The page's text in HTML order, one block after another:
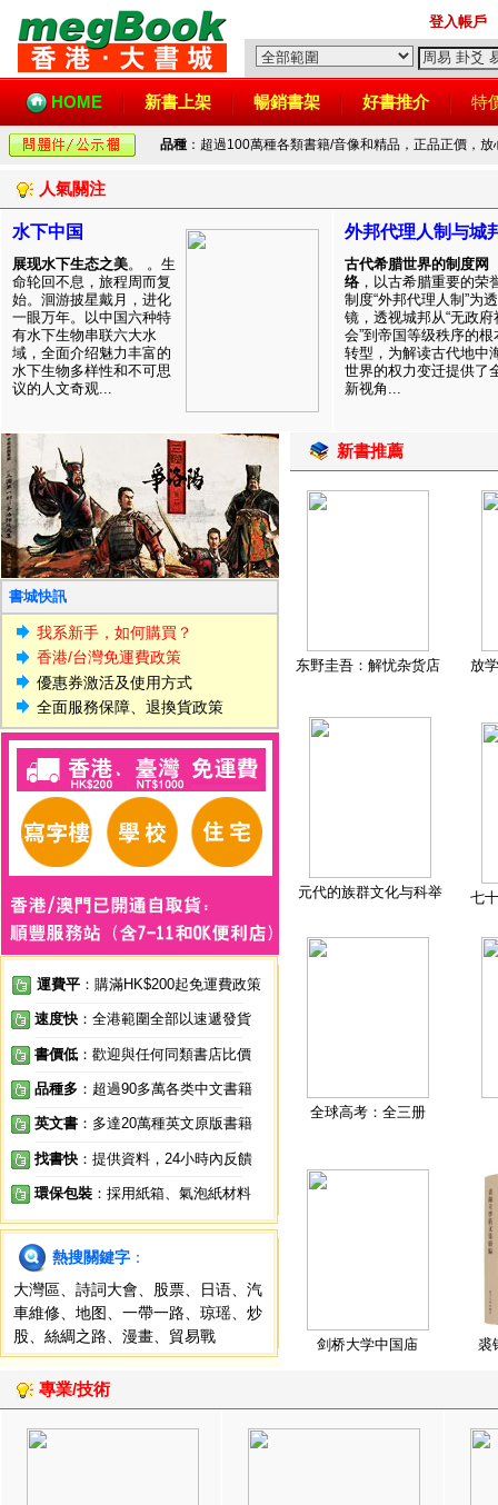
登入帳戶
HOME 新書上架 暢銷書架 好書推介 特
品種 ：超過100萬種各類書籍/音像和精品，正品正價，
人氣關注
水下中国
展现水下生态之美。 。生
命轮回不息，旅程周而复
始。洄游披星戴月，进化
一眼万年。以中国六种特
有水下生物串联六大水
域，全面介绍魅力丰富的
水下生物多样性和不可思
议的人文奇观...
外邦代理人制与城
古代希腊世界的制度网
络 ，以古希腊重要的荣
制度“外邦代理人制”为透
镜，透视城邦从“无政府
会”到帝国等级秩序的根
转型，为解读古代地中
世界的权力变迁提供了
新视角...
書城快訊
我系新手，如何購買？
香港/台灣免運費政策
優惠券激活及使用方式
全面服務保障、退換貨政策
運費平 ：購滿HK$200起免運費政策
速度快 ：全港範圍全部以速遞發貨
書價低 ：歡迎與任何同類書店比價
品種多 ：超過90多萬各类中文書籍
英文書 ：多達20萬種英文原版書籍
找書快 ：提供資料，24小時內反饋
環保包裝 ：採用紙箱、氣泡紙材料
熱搜關鍵字 ：
大灣區
詩詞大會 股票 日语
汽
車維修
地图 一帶一路 琼瑶
炒
股
絲綢之路 漫畫 貿易戰
新書推薦
东野圭吾：解忧杂货店 放
元代的族群文化与科举 七
全球高考：全三册
剑桥大学中国庙 裘
專業/技術